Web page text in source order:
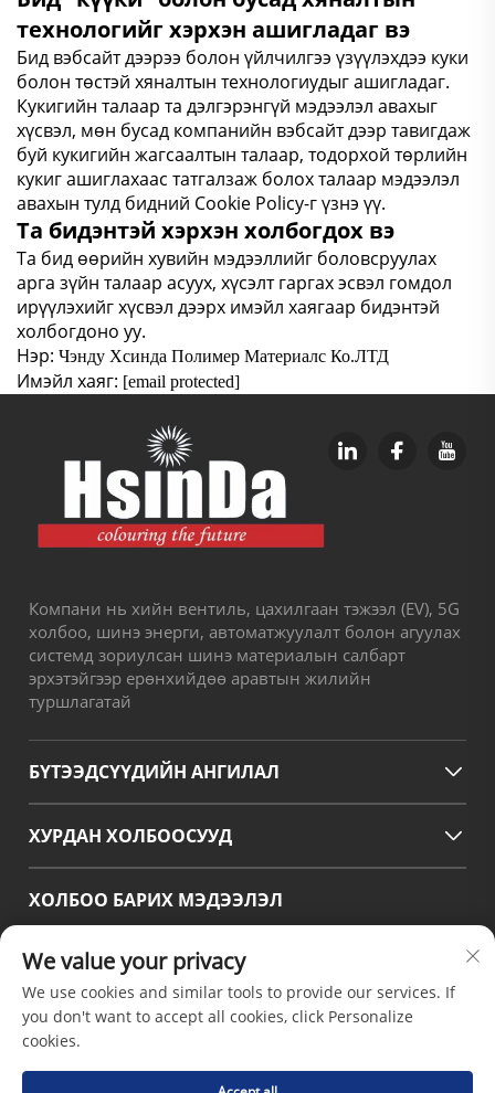
технологийг хэрхэн ашигладаг вэ
Бид вэбсайт дээрээ болон үйлчилгээ үзүүлэхдээ куки
болон төстэй хяналтын технологиудыг ашигладаг.
Кукигийн талаар та дэлгэрэнгүй мэдээлэл авахыг
хүсвэл, мөн бусад компанийн вэбсайт дээр тавигдаж
буй кукигийн жагсаалтын талаар, тодорхой төрлийн
кукиг ашиглахаас татгалзаж болох талаар мэдээлэл
авахын тулд бидний Cookie Policy-г үзнэ үү.
Та бидэнтэй хэрхэн холбогдох вэ
Та бид өөрийн хувийн мэдээллийг боловсруулах
арга зүйн талаар асуух, хүсэлт гаргах эсвэл гомдол
ирүүлэхийг хүсвэл дээрх имэйл хаягаар бидэнтэй
холбогдоно уу.
Нэр: Чэнду Хсинда Полимер Материалс Ко.ЛТД
Имэйл хаяг: [email protected]
Компани нь хийн вентиль, цахилгаан тэжээл (EV), 5G
холбоо, шинэ энерги, автоматжуулалт болон агуулах
системд зориулсан шинэ материалын салбарт
эрхэтэйгээр ерөнхийдөө аравтын жилийн
туршлагатай
БҮТЭЭДСҮҮДИЙН АНГИЛАЛ
ХУРДАН ХОЛБООСУУД
ХОЛБОО БАРИХ МЭДЭЭЛЭЛ
орчин үеийн үйлдвэрлэлийн боомт, Писян, Чэнду,
Сычуань, Хятад
И-мэйл :
[email protected]
We value your privacy
We use cookies and similar tools to provide our services. If
you don't want to accept all cookies, click Personalize
cookies.